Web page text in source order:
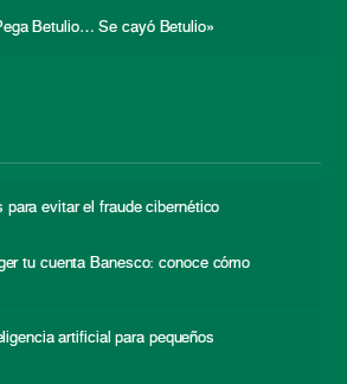
Betulio… Se cayó Betulio»
para evitar el fraude cibernético
tu cuenta Banesco: conoce cómo
artificial para pequeños